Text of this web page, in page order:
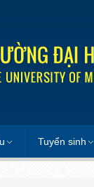
Tuyển sinh